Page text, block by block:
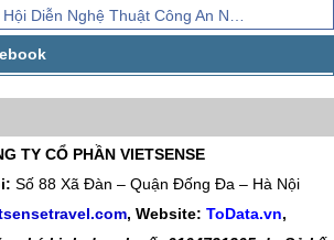
Diễn Nghệ Thuật Công An Nhân Dân
TY CỔ PHẦN VIETSENSE
Số 88 Xã Đàn – Quận Đống Đa – Hà Nội
, Website: ToData.vn,